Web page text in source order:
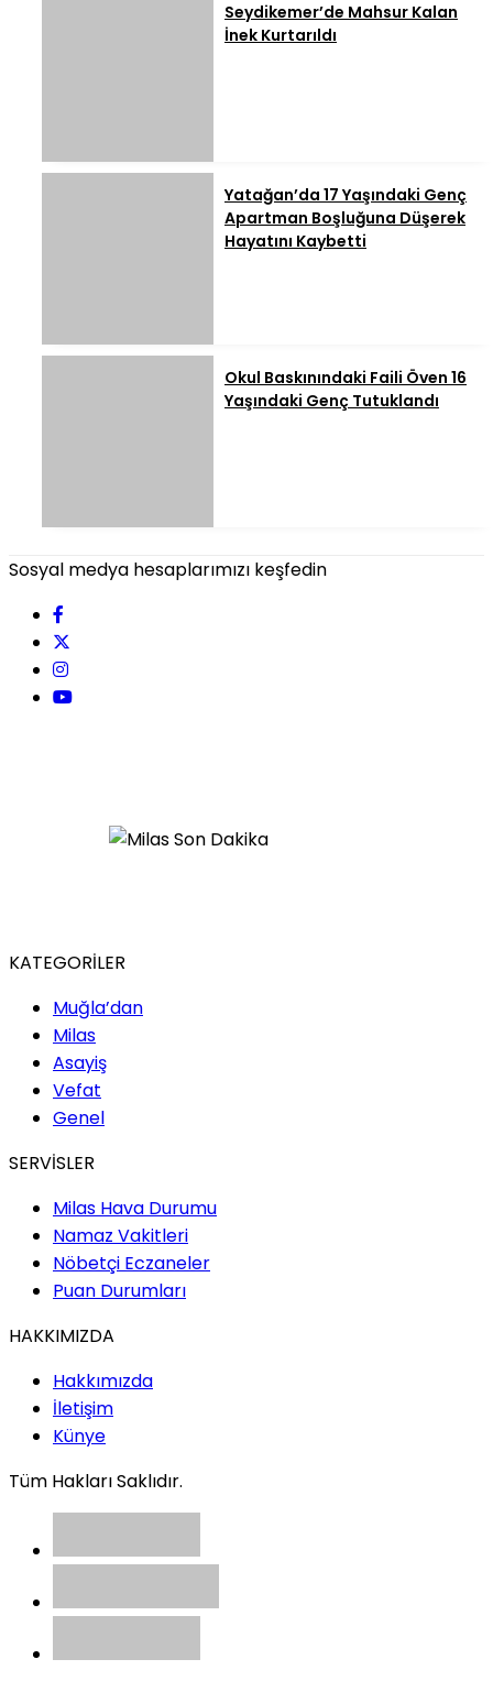
Seydikemer’de Mahsur Kalan
İnek Kurtarıldı
Yatağan’da 17 Yaşındaki Genç
Apartman Boşluğuna Düşerek
Hayatını Kaybetti
Okul Baskınındaki Faili Öven 16
Yaşındaki Genç Tutuklandı
Sosyal medya hesaplarımızı keşfedin
KATEGORİLER
Muğla’dan
Milas
Asayiş
Vefat
Genel
SERVİSLER
Milas Hava Durumu
Namaz Vakitleri
Nöbetçi Eczaneler
Puan Durumları
HAKKIMIZDA
Hakkımızda
İletişim
Künye
Tüm Hakları Saklıdır.